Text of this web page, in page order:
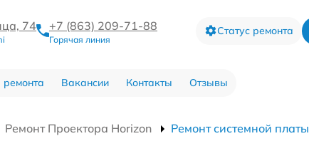
74 +7 (863) 209-71-88
Горячая линия
Статус ремонта
Вакансии Контакты Отзывы
Ремонт Проектора Horizon Ремонт системной платы